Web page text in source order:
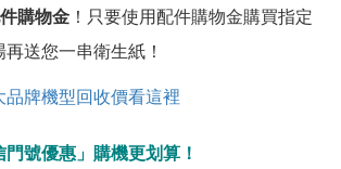
購物金 ！只要使用配件購物金購買指定
送您一串衛生紙！
品牌機型回收價看這裡
號優惠」購機更划算！